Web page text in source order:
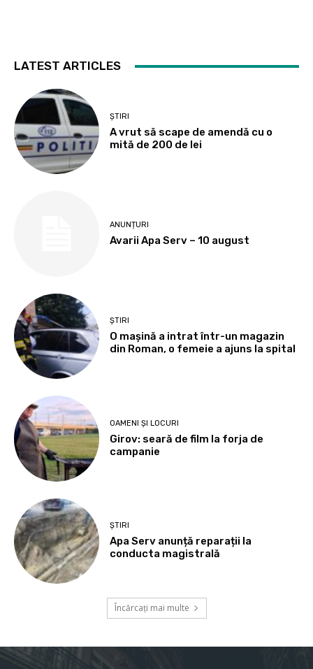
LATEST ARTICLES
ȘTIRI
A vrut să scape de amendă cu o
mită de 200 de lei
ANUNȚURI
Avarii Apa Serv – 10 august
ȘTIRI
O mașină a intrat într-un magazin
din Roman, o femeie a ajuns la spital
OAMENI ȘI LOCURI
Girov: seară de film la forja de
campanie
ȘTIRI
Apa Serv anunță reparații la
conducta magistrală
Încărcați mai multe